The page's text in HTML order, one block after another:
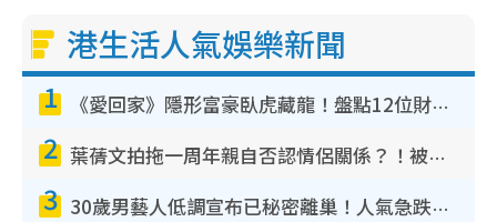
港生活人氣娛樂新聞
1 《愛回家》隱形富豪臥虎藏龍！盤點12位財氣逼人的有錢藝人：呢位靚女3億身家唔憂做
2 葉蒨文拍拖一周年親自否認情侶關係？！被質疑感情造假竟稱GM「普通同事」
3 30歲男藝人低調宣布已秘密離巢！人氣急跌變失蹤人口︰「這幾年過得並不容易」